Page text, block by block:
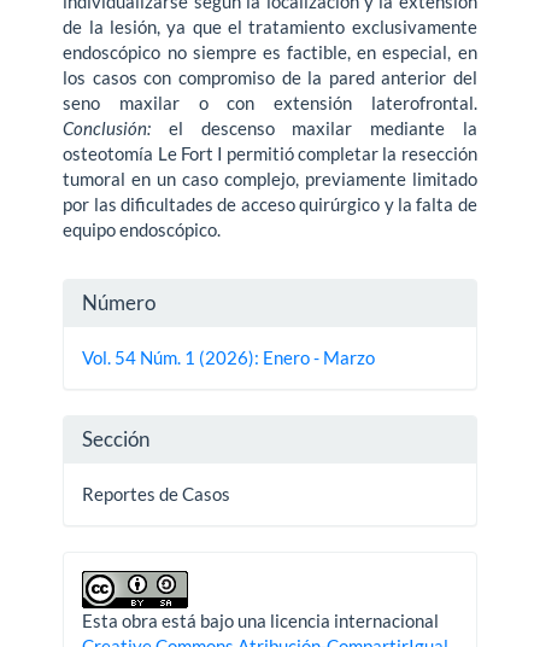
de la lesión, ya que el tratamiento exclusivamente
endoscópico no siempre es factible, en especial, en
los casos con compromiso de la pared anterior del
seno maxilar o con extensión laterofrontal.
Conclusión:el descenso maxilar me­diante la
osteotomía Le Fort I permitió completar la resección
tumoral en un caso complejo, previamente limitado
por las dificultades de acceso quirúrgico y la falta de
equipo endoscópico.
Detalles
del
Número
Vol. 54 Núm. 1 (2026): Enero - Marzo
Sección
Reportes de Casos
Esta obra está bajo una licencia internacional